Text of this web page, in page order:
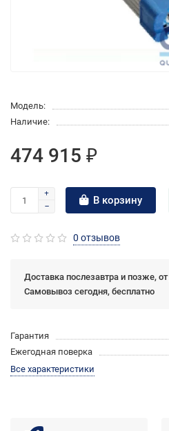
Модель:
Наличие:
474 915 ₽
В корзину
0 отзывов
Доставка послезавтра и позже, от
Самовывоз сегодня, бесплатно
Гарантия
Ежегодная поверка
Все характеристики